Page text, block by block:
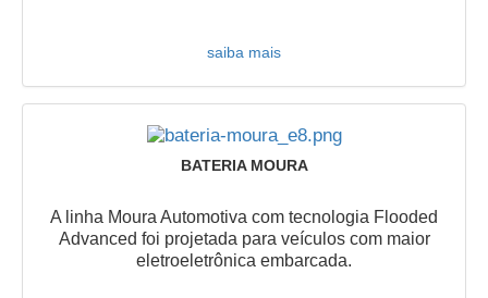
saiba mais
BATERIA MOURA
A linha Moura Automotiva com tecnologia Flooded
Advanced foi projetada para veículos com maior
eletroeletrônica embarcada.